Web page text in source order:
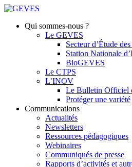
Qui sommes-nous ?
Le GEVES
Secteur d’Étude
Station Nationale
BioGEVES
Le CTPS
L’INOV
Le Bulletin Officiel
Protéger une variété
Communications
Actualités
Newsletters
Ressources pédagogiques
Webinaires
Communiqués de presse
Rapports d’activités et